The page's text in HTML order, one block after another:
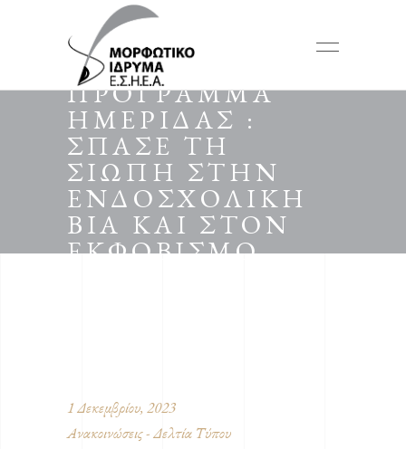
ΠΡΟΓΡΑΜΜΑ
ΗΜΕΡΙΔΑΣ :
ΣΠΑΣΕ ΤΗ
ΣΙΩΠΗ ΣΤΗΝ
ΕΝΔΟΣΧΟΛΙΚΗ
ΒΙΑ ΚΑΙ ΣΤΟΝ
ΕΚΦΟΒΙΣΜΟ
1 Δεκεμβρίου, 2023
Ανακοινώσεις - Δελτία Τύπου